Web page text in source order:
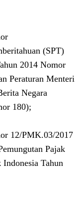
(SPT)
2014 Nomor
Peraturan Menteri
Negara
180);
12/PMK.03/2017
Pajak
Tahun